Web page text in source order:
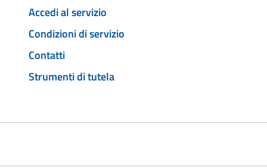
Accedi al servizio
Condizioni di servizio
Contatti
Strumenti di tutela